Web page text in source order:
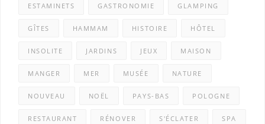
ESTAMINETS GASTRONOMIE GLAMPING
GÎTES HAMMAM HISTOIRE HÔTEL
INSOLITE JARDINS JEUX MAISON
MANGER MER MUSÉE NATURE
NOUVEAU NOËL PAYS-BAS POLOGNE
RESTAURANT RÉNOVER S'ÉCLATER SPA